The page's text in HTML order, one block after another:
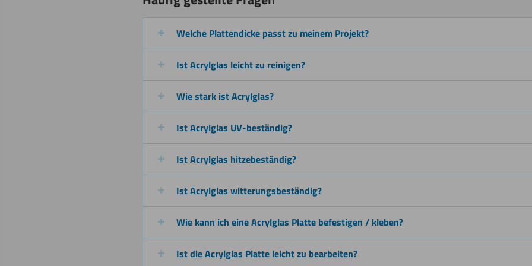
Beschichten
(kalt)
Schweißen
Welche Plattendicke passt zu meinem Projekt?
Ist Acrylglas leicht zu reinigen?
Wie stark ist Acrylglas?
Ist Acrylglas UV-beständig?
Ist Acrylglas hitzebeständig?
Ist Acrylglas witterungsbeständig?
Wie kann ich eine Acrylglas Platte befestigen / kleben?
Ist die Acrylglas Platte leicht zu bearbeiten?